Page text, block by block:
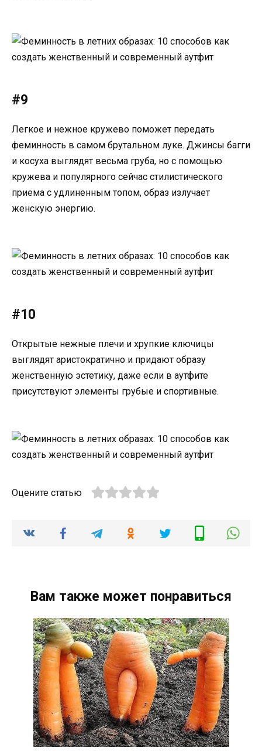
#9
Легкое и нежное кружево поможет передать
феминность в самом брутальном луке. Джинсы багги
и косуха выглядят весьма груба, но с помощью
кружева и популярного сейчас стилистического
приема с удлиненным топом, образ излучает
женскую энергию.
#10
Открытые нежные плечи и хрупкие ключицы
выглядят аристократично и придают образу
женственную эстетику, даже если в аутфите
присутствуют элементы грубые и спортивные.
Оцените статью
Вам также может понравиться